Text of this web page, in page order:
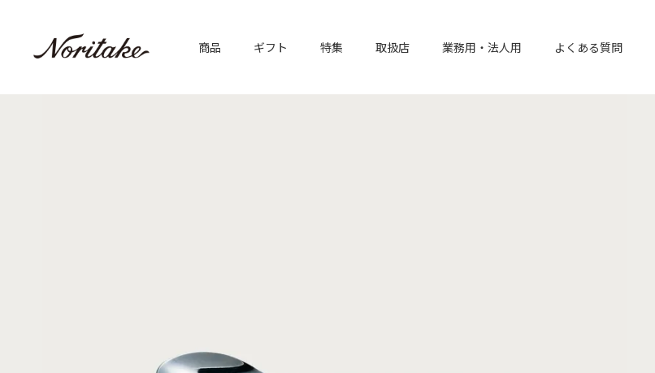
商品 ギフト 特集 取扱店 業務用・法人用 よくある質問